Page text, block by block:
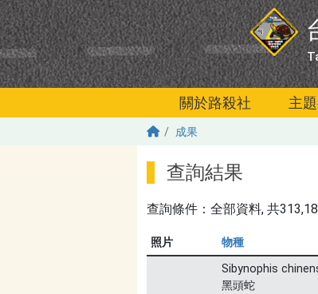
移至主內容
關於路殺社 主
成果
查詢結果
查詢條件： 全部資料, 共
照片 物種
Sibynophis
黑頭蛇